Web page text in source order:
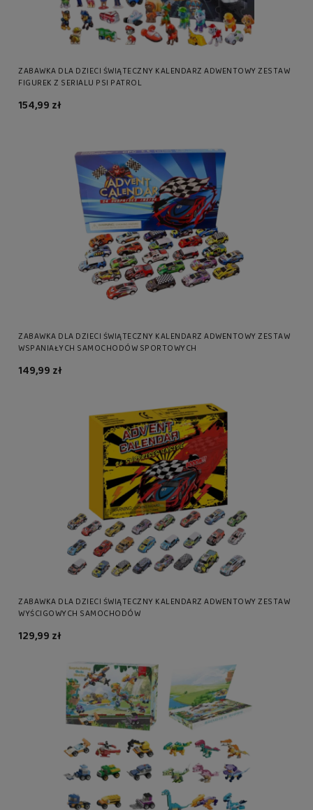
ZABAWKA DLA DZIECI ŚWIĄTECZNY KALENDARZ ADWENTOWY ZESTAW
FIGUREK Z SERIALU PSI PATROL
154,99 zł
ZABAWKA DLA DZIECI ŚWIĄTECZNY KALENDARZ ADWENTOWY ZESTAW
WSPANIAŁYCH SAMOCHODÓW SPORTOWYCH
149,99 zł
ZABAWKA DLA DZIECI ŚWIĄTECZNY KALENDARZ ADWENTOWY ZESTAW
WYŚCIGOWYCH SAMOCHODÓW
129,99 zł